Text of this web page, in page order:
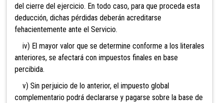
del cierre del ejercicio. En todo caso, para que proceda esta
deducción, dichas pérdidas deberán acreditarse
fehacientemente ante el Servicio.
iv) El mayor valor que se determine conforme a los literales
anteriores, se afectará con impuestos finales en base
percibida.
v) Sin perjuicio de lo anterior, el impuesto global
complementario podrá declararse y pagarse sobre la base de